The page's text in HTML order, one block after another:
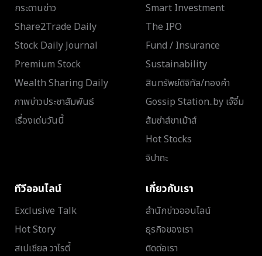
กระดานข่าว
Share2Trade Daily
Stock Daily Journal
Premium Stock
Wealth Sharing Daily
ภาพข่าวประชาสัมพันธ์
เรื่องเด่นวันนี้
Smart Investment
The IPO
Fund / Insurance
Sustainability
สินทรัพย์ดิจิทัล/ทองคำ
Gossip Station..by เจ๊จิ๋ม
ส้มซ่าส์ขาเม้าส์
Hot Stocks
จิปาถะ
ทีวีออนไลน์
Exclusive Talk
Hot Story
สเปเชียล วาไรตี้
เกี่ยวกับเรา
สำนักข่าวออนไลน์
ธุรกิจของเรา
ติดต่อเรา